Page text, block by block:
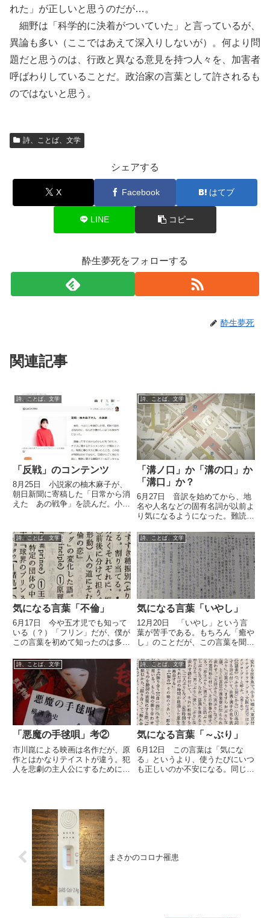
れた」が正しいと思うのだが…。
細野は「科学的に決着がついていた」と言っているが、
異論も多い（ここではあえて深入りしないが）。何より問
題だと思うのは、行政と異なる意見を持つ人々を、加害者
呼ばわりしていることだ。政治家の言葉として許されるも
のではないと思う。
詩、ことば、文学
シェアする
X Facebook はてブ
LINE コピー
酔生夢死をフォローする
酔生夢死
関連記事
詩、ことば、文学
「反戦」のコンテンツ
8月25日 小説家の柚木麻子が、
朝日新聞に寄稿した「日常から消
えた あの戦争」を読んだ。小説
とても高いようだ。以前このコラ
ムでも取り上げた李琴峰なども、
「反日」などと中傷を受けてい...
詩、ことば、文学
「溝ノ口」か「溝の口」か
「溝口」か？
6月27日 音訳を始めてから、地
名や人名などの固有名詞が以前よ
り気になるようになった。難読の
などよりも、ありふれた文字で読
み方が幾通りもあるものの方が厄
介だ。地名だと、「町」はマチか
チョウか、「山」はヤマかサン...
詩、ことば、文学
気になる言葉「不倫」
6月17日 今や五才児でも知って
いる（？）「フリン」だが、僕が
この言葉を初めて知ったのは多分
論、打消しの助字「不」に倫理の
「倫」だから、字面さえ見れば
「道徳に反すること」だくらいは
わかる。が、そんな言葉を見たり
聞...
詩、ことば、文学
気になる言葉「いやし」
12月20日 「いやし」という言
葉が苦手である。もちろん「癒や
し」のことだが、この言葉を聞く
しまう。実際、僕が最も信頼して
いる辞書である、小学館の国語大
辞典には、「卑し」はあるが「癒
やし」は載っていない。手近の...
詩、ことば、文学
「悪魔の手毬唄」考②
市川崑による映画は名作だが、原
作とはかなりテイストが違う。犯
人を悲劇の主人公にするために結
詩、ことば、文学
気になる言葉「～ぶり」
6月12日 この言葉は「気にな
る」というより、使うたびにいつ
も正しいのか不安になる。同じメ
まさかのコロナ罹患